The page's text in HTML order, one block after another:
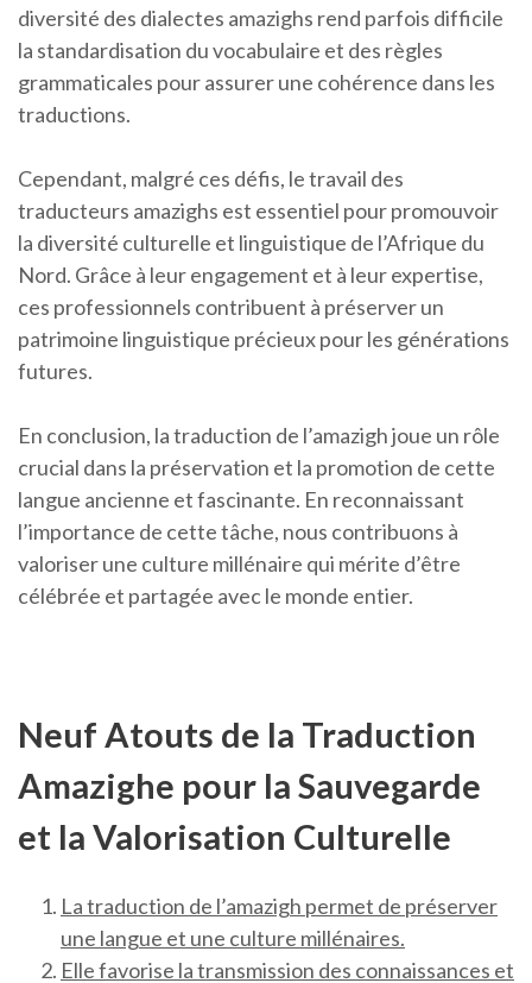
diversité des dialectes amazighs rend parfois difficile
la standardisation du vocabulaire et des règles
grammaticales pour assurer une cohérence dans les
traductions.
Cependant, malgré ces défis, le travail des
traducteurs amazighs est essentiel pour promouvoir
la diversité culturelle et linguistique de l’Afrique du
Nord. Grâce à leur engagement et à leur expertise,
ces professionnels contribuent à préserver un
patrimoine linguistique précieux pour les générations
futures.
En conclusion, la traduction de l’amazigh joue un rôle
crucial dans la préservation et la promotion de cette
langue ancienne et fascinante. En reconnaissant
l’importance de cette tâche, nous contribuons à
valoriser une culture millénaire qui mérite d’être
célébrée et partagée avec le monde entier.
Neuf Atouts de la Traduction
Amazighe pour la Sauvegarde
et la Valorisation Culturelle
La traduction de l’amazigh permet de préserver
une langue et une culture millénaires.
Elle favorise la transmission des connaissances et